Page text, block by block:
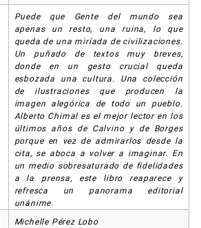
Puede que Gente del mundo sea
apenas un resto, una ruina, lo que
queda de una miríada de civilizaciones.
Un puñado de textos muy breves,
donde en un gesto crucial queda
esbozada una cultura. Una colección
de ilustraciones que producen la
imagen alegórica de todo un pueblo.
Alberto Chimal es el mejor lector en los
últimos años de Calvino y de Borges
porque en vez de admirarlos desde la
cita, se aboca a volver a imaginar. En
un medio sobresaturado de fidelidades
a la prensa, este libro reaparece y
refresca un panorama editorial
unánime.
Michelle Pérez Lobo